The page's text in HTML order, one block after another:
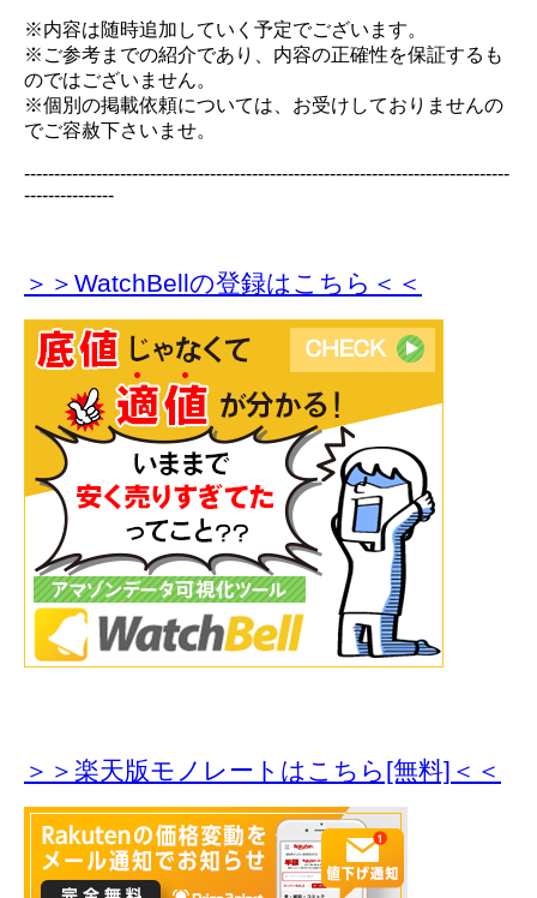
※内容は随時追加していく予定でございます。
※ご参考までの紹介であり、内容の正確性を保証するも
のではございません。
※個別の掲載依頼については、お受けしておりませんの
でご容赦下さいませ。
---------------------------------------------------------------------------------
---------------
＞＞WatchBellの登録はこちら＜＜
＞＞楽天版モノレートはこちら[無料]＜＜